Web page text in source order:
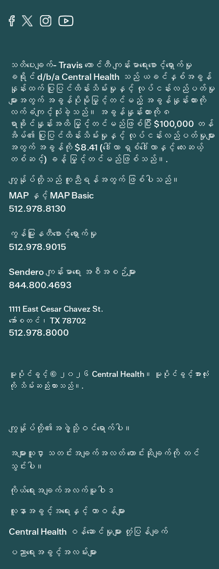
သတိပေးချက်- Travis ကောင်တီ ကျန်းမာရေးစောင့်ရှောက်မှု
ခရိုင် d/b/a Central Health သည် ယခင်နှစ်အခွန်
နှုန်းထက် ပြုပြင်ထိန်းသိမ်းမှုနှင့် လုပ်ငန်းလည်ပတ်မှု
များအတွက် အခွန်ပိုမိုမြှင့်တင်မည့် အခွန်နှုန်းထားကို
လက်ခံကျင့်သုံးခဲ့သည်။ အခွန်နှုန်းထားကို ၈
ရာခိုင်နှုန်းအထိ မြှင့်တင်မည်ဖြစ်ပြီး $100,000 တန်
အိမ်၏ ပြုပြင်ထိန်းသိမ်းမှုနှင့် လုပ်ငန်းလည်ပတ်မှုများ
အတွက် အခွန်ကို $8.41 (ဒေါ်လာ ရှစ်ဒေါ်လာနှင့် လေးဆယ့်
တစ်ဆင့်) ခန့် မြှင့်တင်မည်ဖြစ်သည်။.
ကျွန်ုပ်တို့သည် ကူညီရန်အတွက် ဖြစ်ပါသည်။
MAP နှင့် MAP Basic
512.978.8130
ကွန်မြူနတီစောင့်ရှောက်မှု
512.978.9015
Sendero ကျန်းမာရေး အစီအစဉ်များ
844.800.4693
1111 East Cesar Chavez St.
အော်စတင်၊ TX 78702
512.978.8000
မူပိုင်ခွင့် © ၂၀၂၆ Central Health။ မူပိုင်ခွင့်အားလုံး
ကို သိမ်းဆည်းထားသည်။.
ကျွန်ုပ်တို့၏အဖွဲ့သို့ဝင်ရောက်ပါ။
အများသူငှာ သတင်းအချက်အလတ် တောင်းဆိုချက်ကို တင်
သွင်းပါ။
ကိုယ်ရေးအချက်အလက်မူဝါဒ
လူနာအခွင့်အရေးနှင့် တာဝန်များ
Central Health ဝန်ဆောင်မှုများ တုံ့ပြန်ချက်
ပညာရေးအခွင့်အလမ်းများ